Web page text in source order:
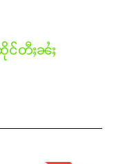
င်တီႈၼႆႈ